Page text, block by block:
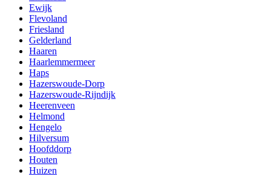
Ewijk
Flevoland
Friesland
Gelderland
Haaren
Haarlemmermeer
Haps
Hazerswoude-Dorp
Hazerswoude-Rijndijk
Heerenveen
Helmond
Hengelo
Hilversum
Hoofddorp
Houten
Huizen